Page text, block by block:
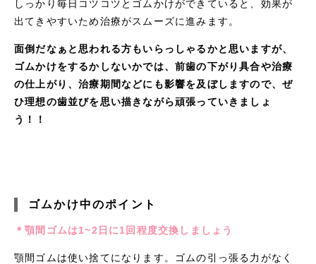
しっかり毎日コツコツとゴムかけができていると、効果が
出てきやすいため治療がスムーズに進みます。
面倒だなぁと思われる方もいらっしゃるかと思いますが、
ゴムかけをするかしないかでは、前歯の下がり具合や治療
の仕上がり、治療期間などにも影響を及ぼしますので、ぜ
ひ理想の歯並びを思い描きながら頑張っていきましょ
う！！
ゴムかけ中のポイント
＊顎間ゴムは1~2日に1回程度交換しましょう
顎間ゴムは使い捨てになります。ゴムの引っ張る力がなく